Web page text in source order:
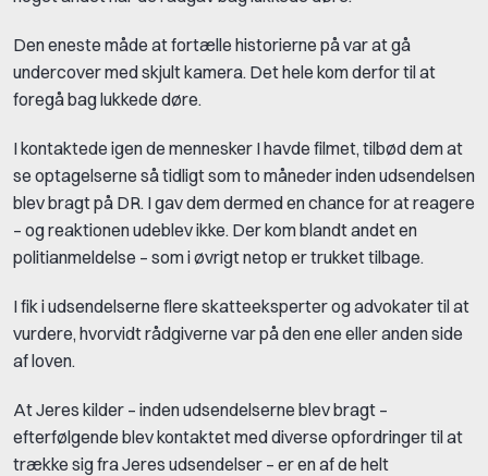
Den eneste måde at fortælle historierne på var at gå
undercover med skjult kamera. Det hele kom derfor til at
foregå bag lukkede døre.
I kontaktede igen de mennesker I havde filmet, tilbød dem at
se optagelserne så tidligt som to måneder inden udsendelsen
blev bragt på DR. I gav dem dermed en chance for at reagere
– og reaktionen udeblev ikke. Der kom blandt andet en
politianmeldelse – som i øvrigt netop er trukket tilbage.
I fik i udsendelserne flere skatteeksperter og advokater til at
vurdere, hvorvidt rådgiverne var på den ene eller anden side
af loven.
At Jeres kilder – inden udsendelserne blev bragt –
efterfølgende blev kontaktet med diverse opfordringer til at
trække sig fra Jeres udsendelser – er en af de helt